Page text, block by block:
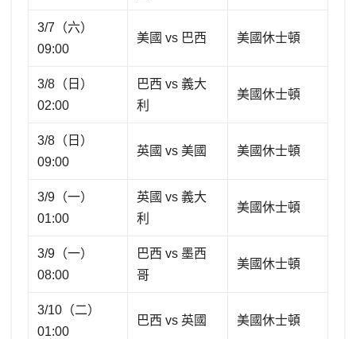
3/7（六）
09:00
美國 vs 巴西 美國休士頓
3/8（日）
02:00
巴西 vs 義大
利
美國休士頓
3/8（日）
09:00
英國 vs 美國 美國休士頓
3/9（一）
01:00
英國 vs 義大
利
美國休士頓
3/9（一）
08:00
巴西 vs 墨西
哥
美國休士頓
3/10（二）
01:00
巴西 vs 英國 美國休士頓